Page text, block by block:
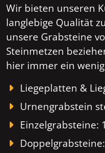
Wir bieten unseren
langlebige Qualität
unsere Grabsteine
Steinmetzen
hier immer ein
Liegeplatten &
Urnengrabstein
Einzelgrabsteine: